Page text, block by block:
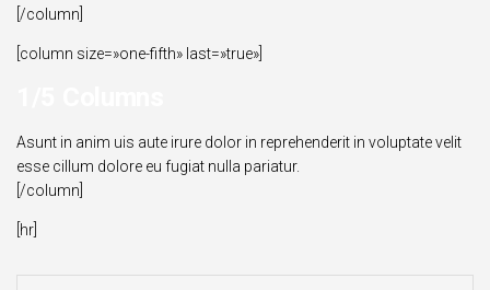
[/column]
[column size=»one-fifth» last=»true»]
Asunt in anim uis aute irure dolor in reprehenderit in voluptate velit
esse cillum dolore eu fugiat nulla pariatur.
[/column]
[hr]